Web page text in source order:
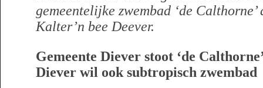
gemeentelijke zwembad ‘de
Kalter’n bee Deever.
Gemeente Diever stoot ‘de
Diever wil ook subtropisch zwembad